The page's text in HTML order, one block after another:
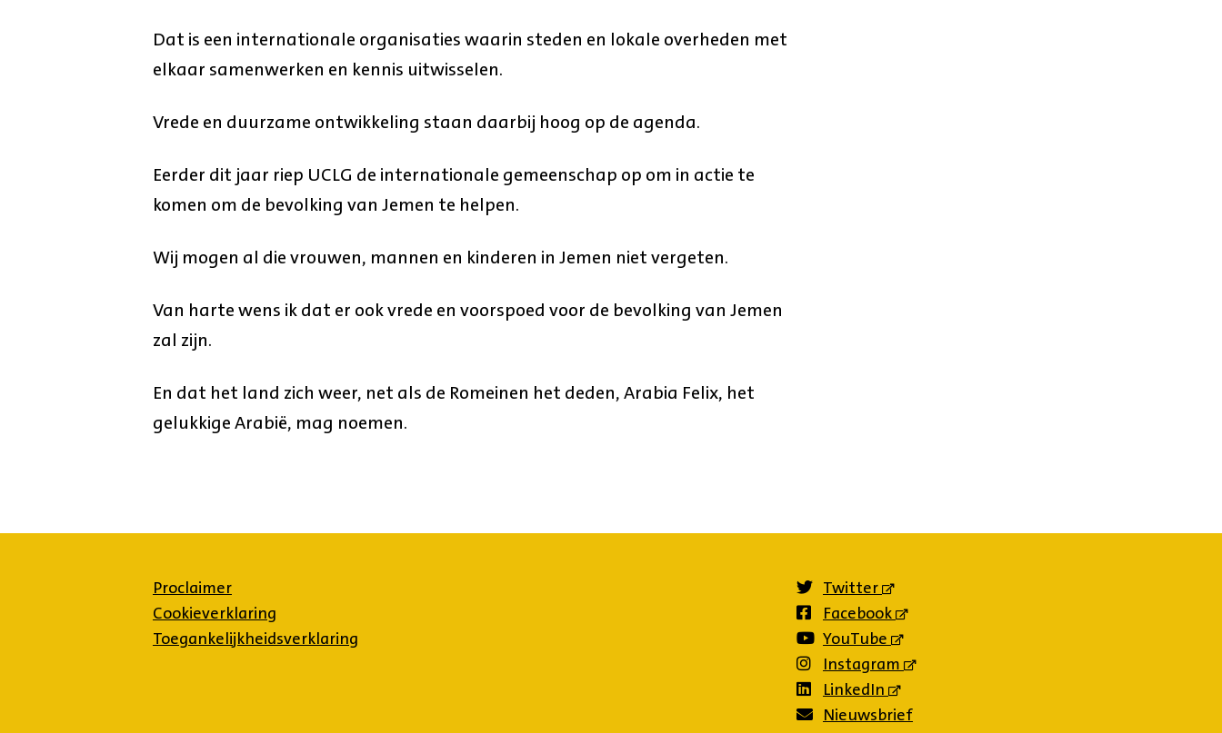
Dat is een internationale organisaties waarin steden en lokale overheden met
elkaar samenwerken en kennis uitwisselen.
Vrede en duurzame ontwikkeling staan daarbij hoog op de agenda.
Eerder dit jaar riep UCLG de internationale gemeenschap op om in actie te
komen om de bevolking van Jemen te helpen.
Wij mogen al die vrouwen, mannen en kinderen in Jemen niet vergeten.
Van harte wens ik dat er ook vrede en voorspoed voor de bevolking van Jemen
zal zijn.
En dat het land zich weer, net als de Romeinen het deden, Arabia Felix, het
gelukkige Arabië, mag noemen.
Proclaimer
Cookieverklaring
Toegankelijkheidsverklaring
Twitter
(externe
link)
Facebook
(externe
YouTube
(externe
link)
Instagram
(externe
LinkedIn
(externe
link)
Nieuwsbrief